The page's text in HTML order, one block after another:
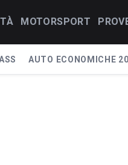
MOTORSPORT
AUTO ECONOMICHE